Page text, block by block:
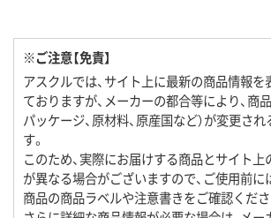
※ご注意【免責】
アスクルでは、サイト上に最新の商品情報
ておりますが、メーカーの都合等により、商品
パッケージ、原材料、原産国など）が変更さ
す。
このため、実際にお届けする商品とサイト
が異なる場合がございますので、ご使用前
商品の商品ラベルや注意書きをご確認くださ